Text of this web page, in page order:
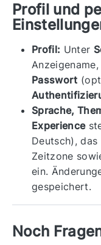
Profil und
Profil: Unter
Passwort
Sprache,
Experience
Deutsch),
Zeitzone
ein.
gespeichert.
Noch